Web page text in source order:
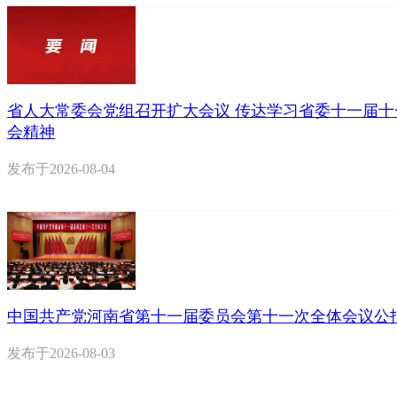
省人大常委会党组召开扩大会议 传达学习省委十一届
会精神
发布于2026-08-04
中国共产党河南省第十一届委员会第十一次全体会议公
发布于2026-08-03